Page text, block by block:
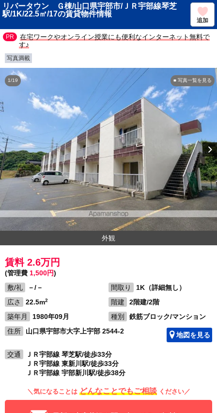
リバータウン Ｇ棟/山口県宇部市/ＪＲ宇部線琴芝
駅/1K/22.5㎡/17の賃貸物件情報
追加
在宅ワークやオンライン授業にも便利なインターネット無料で
す♪
写真満載
■ 写真一覧を見る
1/19
外観
賃料 2.6万円
(管理費 1,500円)
敷/礼
－/－ 間取り
1K（詳細無し）
広さ
22.5m2 階建
2階建/2階
築年月
1980年09月 種別
鉄筋ブロック/マンション
住所
山口県宇部市大字上宇部 2544-2 地図を見る
交通
ＪＲ宇部線 琴芝駅/徒歩33分
ＪＲ宇部線 東新川駅/徒歩33分
ＪＲ宇部線 宇部新川駅/徒歩38分
＼気になることは どんなことでもご相談 ください／